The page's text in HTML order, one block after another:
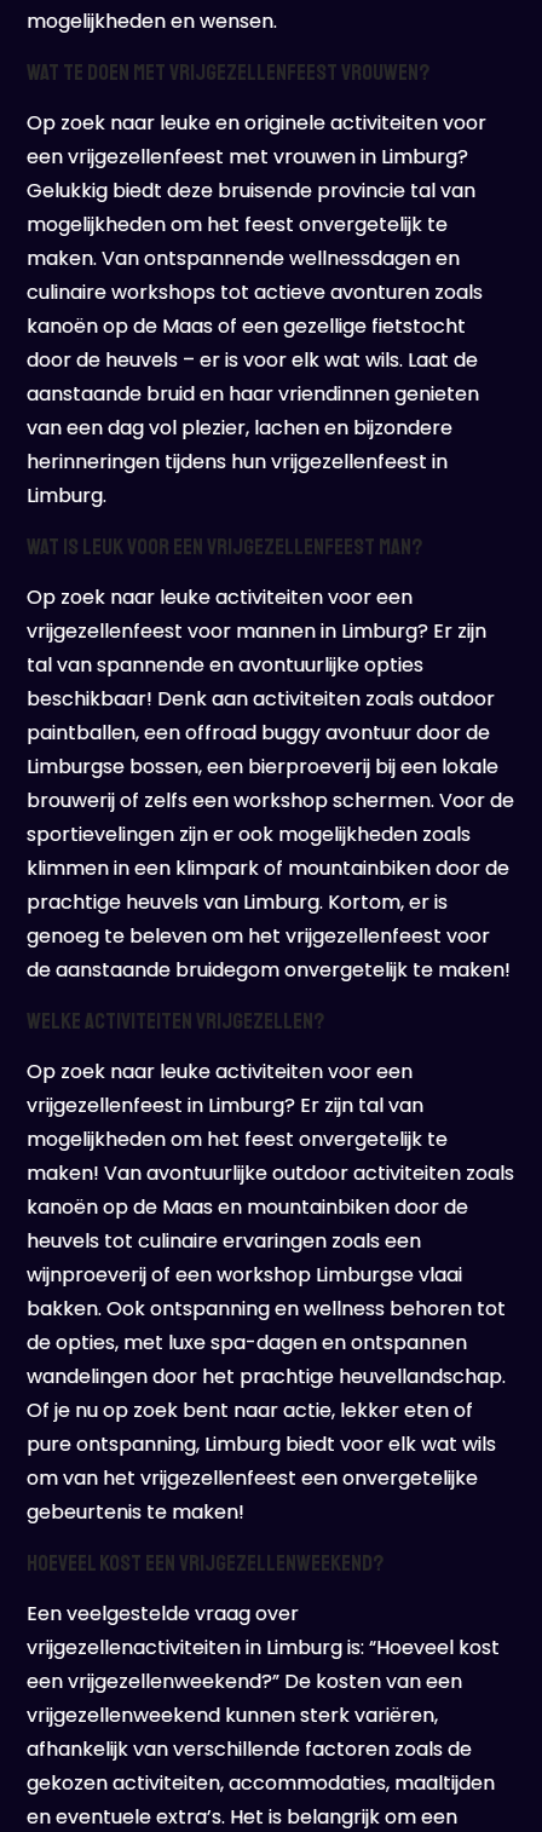
mogelijkheden en wensen.
Wat te doen met vrijgezellenfeest vrouwen?
Op zoek naar leuke en originele activiteiten voor
een vrijgezellenfeest met vrouwen in Limburg?
Gelukkig biedt deze bruisende provincie tal van
mogelijkheden om het feest onvergetelijk te
maken. Van ontspannende wellnessdagen en
culinaire workshops tot actieve avonturen zoals
kanoën op de Maas of een gezellige fietstocht
door de heuvels – er is voor elk wat wils. Laat de
aanstaande bruid en haar vriendinnen genieten
van een dag vol plezier, lachen en bijzondere
herinneringen tijdens hun vrijgezellenfeest in
Limburg.
Wat is leuk voor een vrijgezellenfeest man?
Op zoek naar leuke activiteiten voor een
vrijgezellenfeest voor mannen in Limburg? Er zijn
tal van spannende en avontuurlijke opties
beschikbaar! Denk aan activiteiten zoals outdoor
paintballen, een offroad buggy avontuur door de
Limburgse bossen, een bierproeverij bij een lokale
brouwerij of zelfs een workshop schermen. Voor de
sportievelingen zijn er ook mogelijkheden zoals
klimmen in een klimpark of mountainbiken door de
prachtige heuvels van Limburg. Kortom, er is
genoeg te beleven om het vrijgezellenfeest voor
de aanstaande bruidegom onvergetelijk te maken!
Welke activiteiten vrijgezellen?
Op zoek naar leuke activiteiten voor een
vrijgezellenfeest in Limburg? Er zijn tal van
mogelijkheden om het feest onvergetelijk te
maken! Van avontuurlijke outdoor activiteiten zoals
kanoën op de Maas en mountainbiken door de
heuvels tot culinaire ervaringen zoals een
wijnproeverij of een workshop Limburgse vlaai
bakken. Ook ontspanning en wellness behoren tot
de opties, met luxe spa-dagen en ontspannen
wandelingen door het prachtige heuvellandschap.
Of je nu op zoek bent naar actie, lekker eten of
pure ontspanning, Limburg biedt voor elk wat wils
om van het vrijgezellenfeest een onvergetelijke
gebeurtenis te maken!
Hoeveel kost een vrijgezellenweekend?
Een veelgestelde vraag over
vrijgezellenactiviteiten in Limburg is: “Hoeveel kost
een vrijgezellenweekend?” De kosten van een
vrijgezellenweekend kunnen sterk variëren,
afhankelijk van verschillende factoren zoals de
gekozen activiteiten, accommodaties, maaltijden
en eventuele extra’s. Het is belangrijk om een